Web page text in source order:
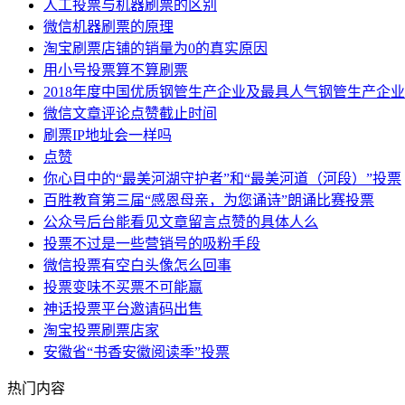
人工投票与机器刷票的区别
微信机器刷票的原理
淘宝刷票店铺的销量为0的真实原因
用小号投票算不算刷票
2018年度中国优质钢管生产企业及最具人气钢管生产企
微信文章评论点赞截止时间
刷票IP地址会一样吗
点赞
你心目中的“最美河湖守护者”和“最美河道（河段）”投票
百胜教育第三届“感恩母亲，为您诵诗”朗诵比赛投票
公众号后台能看见文章留言点赞的具体人么
投票不过是一些营销号的吸粉手段
微信投票有空白头像怎么回事
投票变味不买票不可能赢
神话投票平台邀请码出售
淘宝投票刷票店家
安徽省“书香安徽阅读季”投票
热门内容